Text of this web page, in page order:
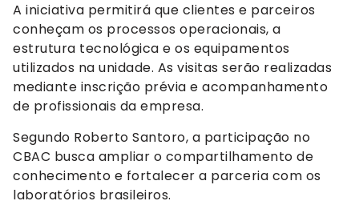
A iniciativa permitirá que clientes e parceiros
conheçam os processos operacionais, a
estrutura tecnológica e os equipamentos
utilizados na unidade. As visitas serão realizadas
mediante inscrição prévia e acompanhamento
de profissionais da empresa.
Segundo Roberto Santoro, a participação no
CBAC busca ampliar o compartilhamento de
conhecimento e fortalecer a parceria com os
laboratórios brasileiros.